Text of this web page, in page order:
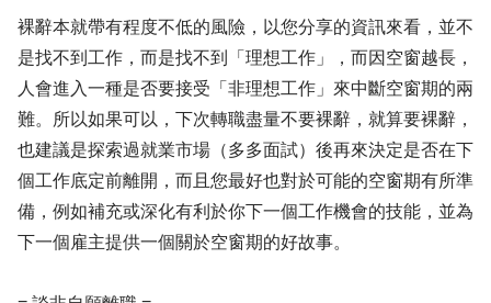
裸辭本就帶有程度不低的風險，以您分享的資訊來看，並不
是找不到工作，而是找不到「理想工作」，而因空窗越長，
人會進入一種是否要接受「非理想工作」來中斷空窗期的兩
難。所以如果可以，下次轉職盡量不要裸辭，就算要裸辭，
也建議是探索過就業市場（多多面試）後再來決定是否在下
個工作底定前離開，而且您最好也對於可能的空窗期有所準
備，例如補充或深化有利於你下一個工作機會的技能，並為
下一個雇主提供一個關於空窗期的好故事。